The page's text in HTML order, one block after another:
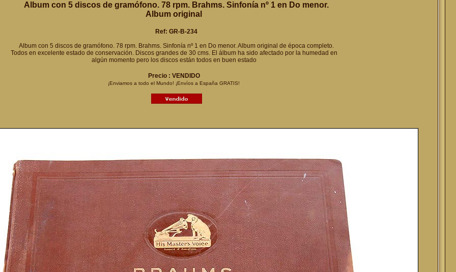
Album con 5 discos de gramófono. 78 rpm. Brahms. Sinfonía nº 1 en Do menor.
Album original
Ref: GR-B-234
Album con 5 discos de gramófono. 78 rpm. Brahms. Sinfonía nº 1 en Do menor. Album original de época completo.
Todos en excelente estado de conservación. Discos grandes de 30 cms. El álbum ha sido afectado por la humedad en
algún momento pero los discos están todos en buen estado
Precio : VENDIDO
¡Enviamos a todo el Mundo! ¡Envíos a España GRATIS!